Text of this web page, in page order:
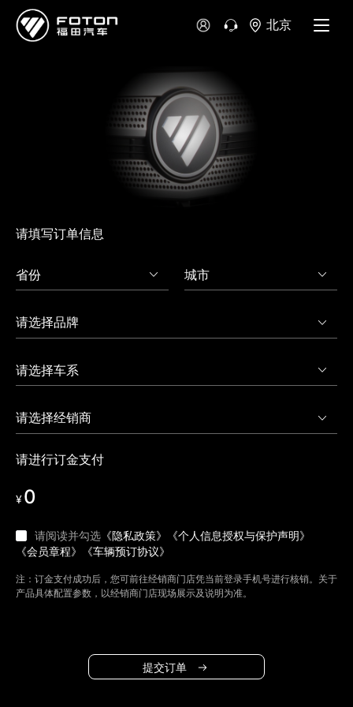
北京
澳大利亚
请填写订单信息
请进行订金支付
¥0
请阅读并勾选 《隐私政策》
《个人信息授权与保护声明》
《会员章程》
《车辆预订协议》
注：订金支付成功后，您可前往经销商门店凭当前登录手机号进行核销。关于
产品具体配置参数，以经销商门店现场展示及说明为准。
提交订单